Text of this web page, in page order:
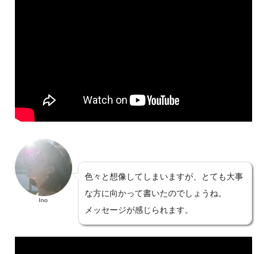
Ino
色々と想像してしまいますが、とても大事
な方に向かって書いたのでしょうね。
メッセージが感じられます。